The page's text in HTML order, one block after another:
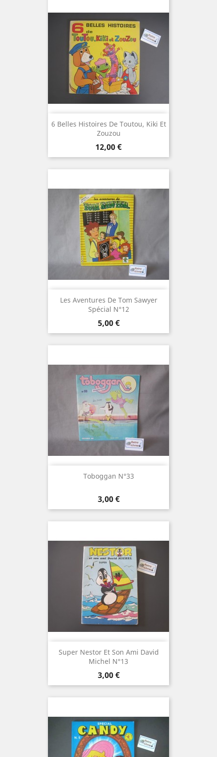
6 Belles Histoires De Toutou, Kiki Et
Zouzou
Prix
12,00 €
Les Aventures De Tom Sawyer
Spécial N°12
Prix
5,00 €
Toboggan N°33
Prix
3,00 €
Super Nestor Et Son Ami David
Michel N°13
Prix
3,00 €